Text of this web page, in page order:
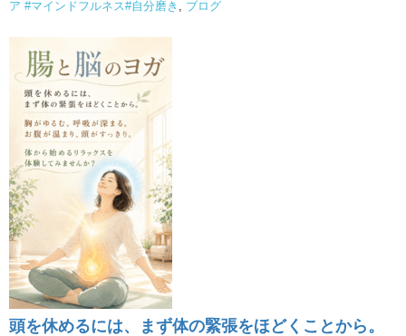
2026年8月7日
**「自分の声と一つになる」**
2026年8月6日
熱帯夜・熱中症予防、水分補給だけで十分でしょう
か？
2026年8月5日
**トレーニングで目指していること**
2026年8月4日
ア #マインドフルネス#自分磨き
ブログ
頭を休めるには、まず体の緊張をほどくことから。